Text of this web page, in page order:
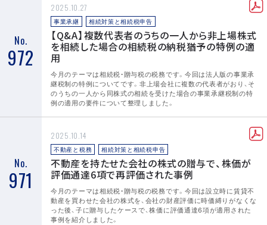
No.
972
2025.10.27
事業承継 相続対策と相続税申告
【Q&A】複数代表者のうちの一人から非上場株式
を相続した場合の相続税の納税猶予の特例の適
用
今月のテーマは相続税・贈与税の税務です。今回は法人版の事業承
継税制の特例についてです。非上場会社に複数の代表者がおり、そ
のうちの一人から同株式の相続を受けた場合の事業承継税制の特
例の適用の要件について整理しました。
No.
971
2025.10.14
不動産と税務 相続対策と相続税申告
不動産を持たせた会社の株式の贈与で、株価が
評価通達6項で再評価された事例
今月のテーマは相続税・贈与税の税務です。今回は設立時に賃貸不
動産を買わせた会社の株式を、会社の財産評価に時価縛りがなくな
った後、子に贈与したケースで、株価に評価通達6項が適用された
事例を紹介しました。